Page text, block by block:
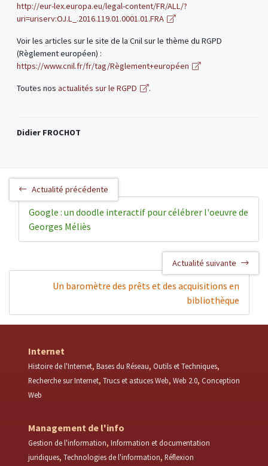
http://eur-lex.europa.eu/legal-content/FR/ALL/?
uri=uriserv:OJ.L_.2016.119.01.0001.01.FRA
Voir les articles sur le site de la Cnil sur le thème du RGPD
(Règlement européen) :
https://www.cnil.fr/fr/tag/Règlement+européen
Toutes nos actualités sur le RGPD .
Didier FROCHOT
Actualité précédente
Google : un doodle interactif pour célébrer l'oeuvre de
Georges Méliès
Actualité suivante
Un baromètre des prêts et des acquisitions en
bibliothèque
Internet
Histoire de l'Internet Bases du Réseau Outils et Techniques
Recherche sur Internet Trucs et astuces Web Web 2.0 Conception
Web
Management de l'info
Gestion de l'information Information et documentation
juridiques Technologies de l'information Réflexion